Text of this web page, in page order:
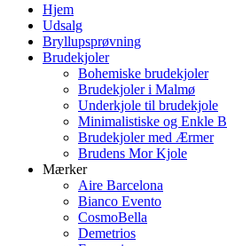
Hjem
Udsalg
Bryllupsprøvning
Brudekjoler
Bohemiske brudekjoler
Brudekjoler i Malmø
Underkjole til brudekjole
Minimalistiske og Enkle
Brudekjoler med Ærmer
Brudens Mor Kjole
Mærker
Aire Barcelona
Bianco Evento
CosmoBella
Demetrios